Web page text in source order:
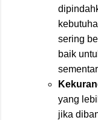
sering
baik
yang
jika